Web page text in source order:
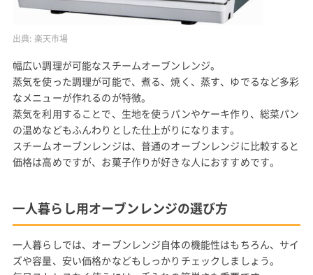
出典: 楽天市場
幅広い調理が可能なスチームオーブンレンジ。
蒸気を使った調理が可能で、煮る、焼く、蒸す、ゆでるなど多彩
なメニューが作れるのが特徴。
蒸気を利用することで、生地を使うパンやケーキ作り、総菜パン
の温めなどもふんわりとした仕上がりになります。
スチームオーブンレンジは、普通のオーブンレンジに比較すると
価格は高めですが、お菓子作りが好きな人におすすめです。
一人暮らし用オーブンレンジの選び方
一人暮らしでは、オーブンレンジ自体の機能性はもちろん、サイ
ズや容量、安い価格かなどもしっかりチェックしましょう。